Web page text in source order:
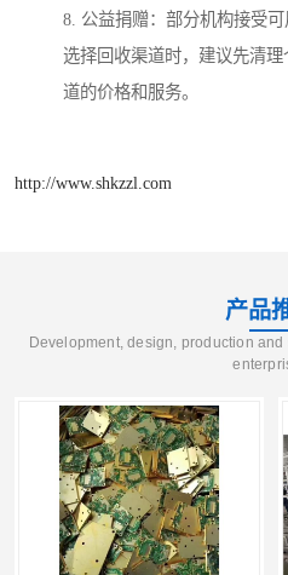
8. 公益捐赠：部分机构接受可
选择回收渠道时，建议先清
道的价格和服务。
http://www.shkzzl.com
产品
Development, design, production